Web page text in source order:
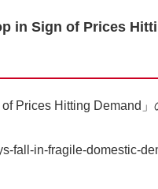
in Sign of Prices
Prices Hitting Demand
fall-in-fragile-domestic-